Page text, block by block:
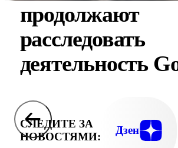
продолжают
расследовать
деятельность
СЛЕДИТЕ ЗА
НОВОСТЯМИ:
Дзен